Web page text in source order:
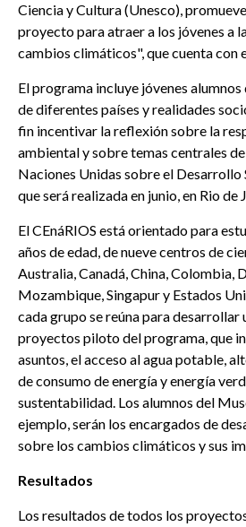
Ciencia y Cultura (Unesco),
proyecto para atraer a los jóvenes a
cambios climáticos", que cuenta con
El programa incluye jóvenes
de diferentes países y realidades
fin incentivar la reflexión sobre la
ambiental y sobre temas centrales
Naciones Unidas sobre el
que será realizada en junio, en Rio de
El CEnáRIOS está orientado para
años de edad, de nueve centros de
Australia, Canadá, China, Colombia,
Mozambique, Singapur y Estados
cada grupo se reúna para desarrollar
proyectos piloto del programa, que
asuntos, el acceso al agua potable,
de consumo de energía y energía
sustentabilidad. Los alumnos del
ejemplo, serán los encargados de
sobre los cambios climáticos y sus
Resultados
Los resultados de todos los